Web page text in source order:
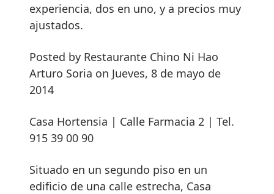
experiencia, dos en uno, y a precios muy
ajustados.
Posted by Restaurante Chino Ni Hao
Arturo Soria on Jueves, 8 de mayo de
2014
Casa Hortensia | Calle Farmacia 2 | Tel.
915 39 00 90
Situado en un segundo piso en un
edificio de una calle estrecha, Casa